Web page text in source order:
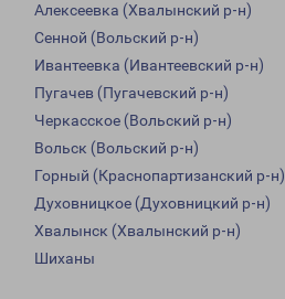
Алексеевка (Хвалынский р-н)
Сенной (Вольский р-н)
Ивантеевка (Ивантеевский р-н)
Пугачев (Пугачевский р-н)
Черкасское (Вольский р-н)
Вольск (Вольский р-н)
Горный (Краснопартизанский р-н)
Духовницкое (Духовницкий р-н)
Хвалынск (Хвалынский р-н)
Шиханы